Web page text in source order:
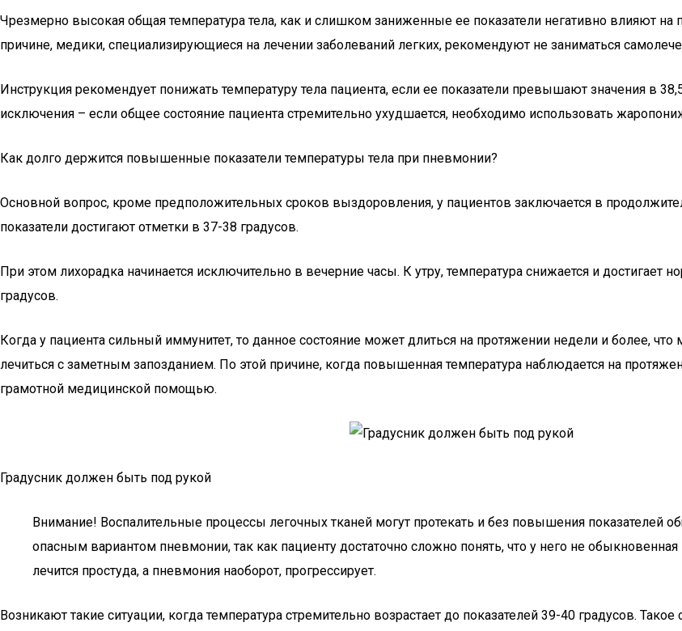
Чрезмерно высокая общая температура тела, как и слишком заниженные ее показатели негативно влияют на
причине, медики, специализирующиеся на лечении заболеваний легких, рекомендуют не заниматься
Инструкция рекомендует понижать температуру тела пациента, если ее показатели превышают значения в
исключения – если общее состояние пациента стремительно ухудшается, необходимо использовать
Как долго держится повышенные показатели температуры тела при пневмонии?
Основной вопрос, кроме предположительных сроков выздоровления, у пациентов заключается в
показатели достигают отметки в 37-38 градусов.
При этом лихорадка начинается исключительно в вечерние часы. К утру, температура снижается и достигает
градусов.
Когда у пациента сильный иммунитет, то данное состояние может длиться на протяжении недели и более,
лечиться с заметным запозданием. По этой причине, когда повышенная температура наблюдается на
грамотной медицинской помощью.
Градусник должен быть под рукой
Внимание! Воспалительные процессы легочных тканей могут протекать и без повышения показателей
опасным вариантом пневмонии, так как пациенту достаточно сложно понять, что у него не
лечится простуда, а пневмония наоборот, прогрессирует.
Возникают такие ситуации, когда температура стремительно возрастает до показателей 39-40 градусов.